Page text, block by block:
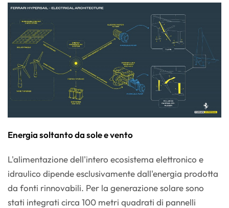
Energia soltanto da sole e vento
L'alimentazione dell'intero ecosistema elettronico e
idraulico dipende esclusivamente dall'energia prodotta
da fonti rinnovabili. Per la generazione solare sono
stati integrati circa 100 metri quadrati di pannelli